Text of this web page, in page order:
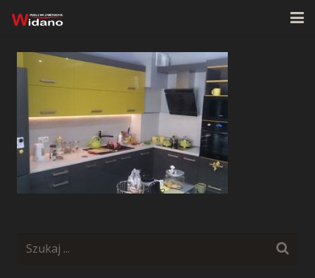
Strona główna
O firmie
Oferta
Realizacje